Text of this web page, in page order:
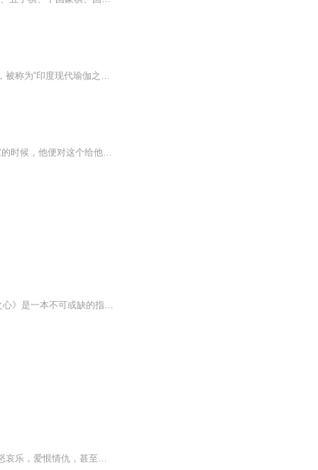
作者 德斯卡查尔（印度）译者 陈丽舟 朱怡康克瑞斯那玛查亚是现代最伟大的瑜伽大师之一，被称为“印度现代瑜伽之父”。本书作者德斯卡查尔为克瑞斯那玛查亚的四大门徒之一，也是他的亲生之子。本书是首本将一套活生生的呼吸艺术的步骤及系统阐述清楚的瑜伽...
幻城之心城樱空释心里只住了一个人。 他暗恋了十二年的人。卡索。 从五岁来到这个家的时候，他便对这个给他安全感的哥哥一见钟情，从此无法自拔。 我所能想到的未来，是我变得足够强大。护你一生安康。 此文为幻城现代架空同人...
如果有断章或下架情况，请移步订阅号“就是吉喜”中完整收听在穿越生死的旅途上，《離死之心》是一本不可或缺的指南。竹慶本樂仁波切在此書中以中陰的角度切入教導，展演出在世時所需要的精神修持，可以說，穿越與超越死亡的「秘密」，端賴於如何度過自己的人生。仁波切以清楚、親切的方式完整探討了六個中陰，鉅細靡遺帶領我們做好準備，以便能從中陰的各個階段善巧地運用心要，得以將死亡轉化為獲得證悟最具威力的機會。竹慶本樂仁波切，是藏傳佛教寧瑪派與噶舉派當代最重要的學者與教育家之一，亦是一位成就者、書法家、視覺藝術家和詩人。仁波切也通曉西方文化和現代科技，他是那瀾陀菩提與正知國際傘狀組織許多網頁的主要設計師，也是《菩提》國際期刊雜誌的發行人。著有《狂野的覺醒》（2008，台灣明名文化出版)、《洞徹的智慧》（橡樹林文化將出版）等書。
节目主题:魔都男女，市井小人物，房产暴发户，土著“白骨精”，异地漂泊者，围绕房子的喜怒哀乐，爱恨情仇，甚至生离死别…主播是谁:花声将适合谁听:男女老幼主播的话:边看边读，精彩与您分享。一口塑料散装“沪普”，斗胆演绎百样人生…博您一笑罢了